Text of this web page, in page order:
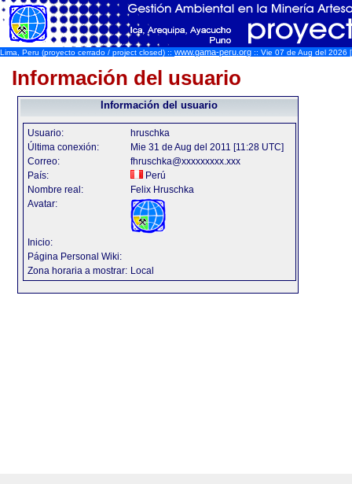
Lima, Peru (proyecto cerrado / project closed) :: www.gama-peru.org :: Vie 07 de Aug del 2026
Información del usuario
Información del usuario
Usuario:
hruschka
Última conexión:
Mie 31 de Aug del 2011 [11:28 UTC]
Correo:
fhruschka@xxxxxxxxx.xxx
País:
Perú
Nombre real:
Felix Hruschka
Avatar:
Inicio:
Página Personal Wiki:
Zona horaria a mostrar: Local